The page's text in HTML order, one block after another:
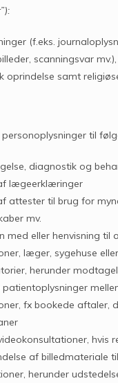
(f.eks.
scanningsvar
oprindelse samt
til
diagnostik og
lægeerklæringer
attester til brug for
mv.
med eller henvisning til
læger, sygehuse eller
herunder
fx bookede aftaler,
hvis
af billedmateriale
herunder